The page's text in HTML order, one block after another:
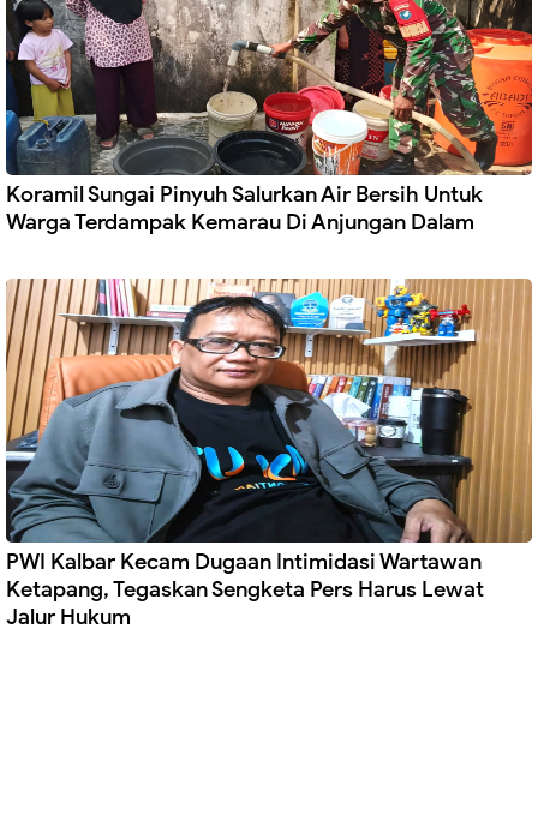
Koramil Sungai Pinyuh Salurkan Air Bersih Untuk
Warga Terdampak Kemarau Di Anjungan Dalam
PWI Kalbar Kecam Dugaan Intimidasi Wartawan
Ketapang, Tegaskan Sengketa Pers Harus Lewat
Jalur Hukum